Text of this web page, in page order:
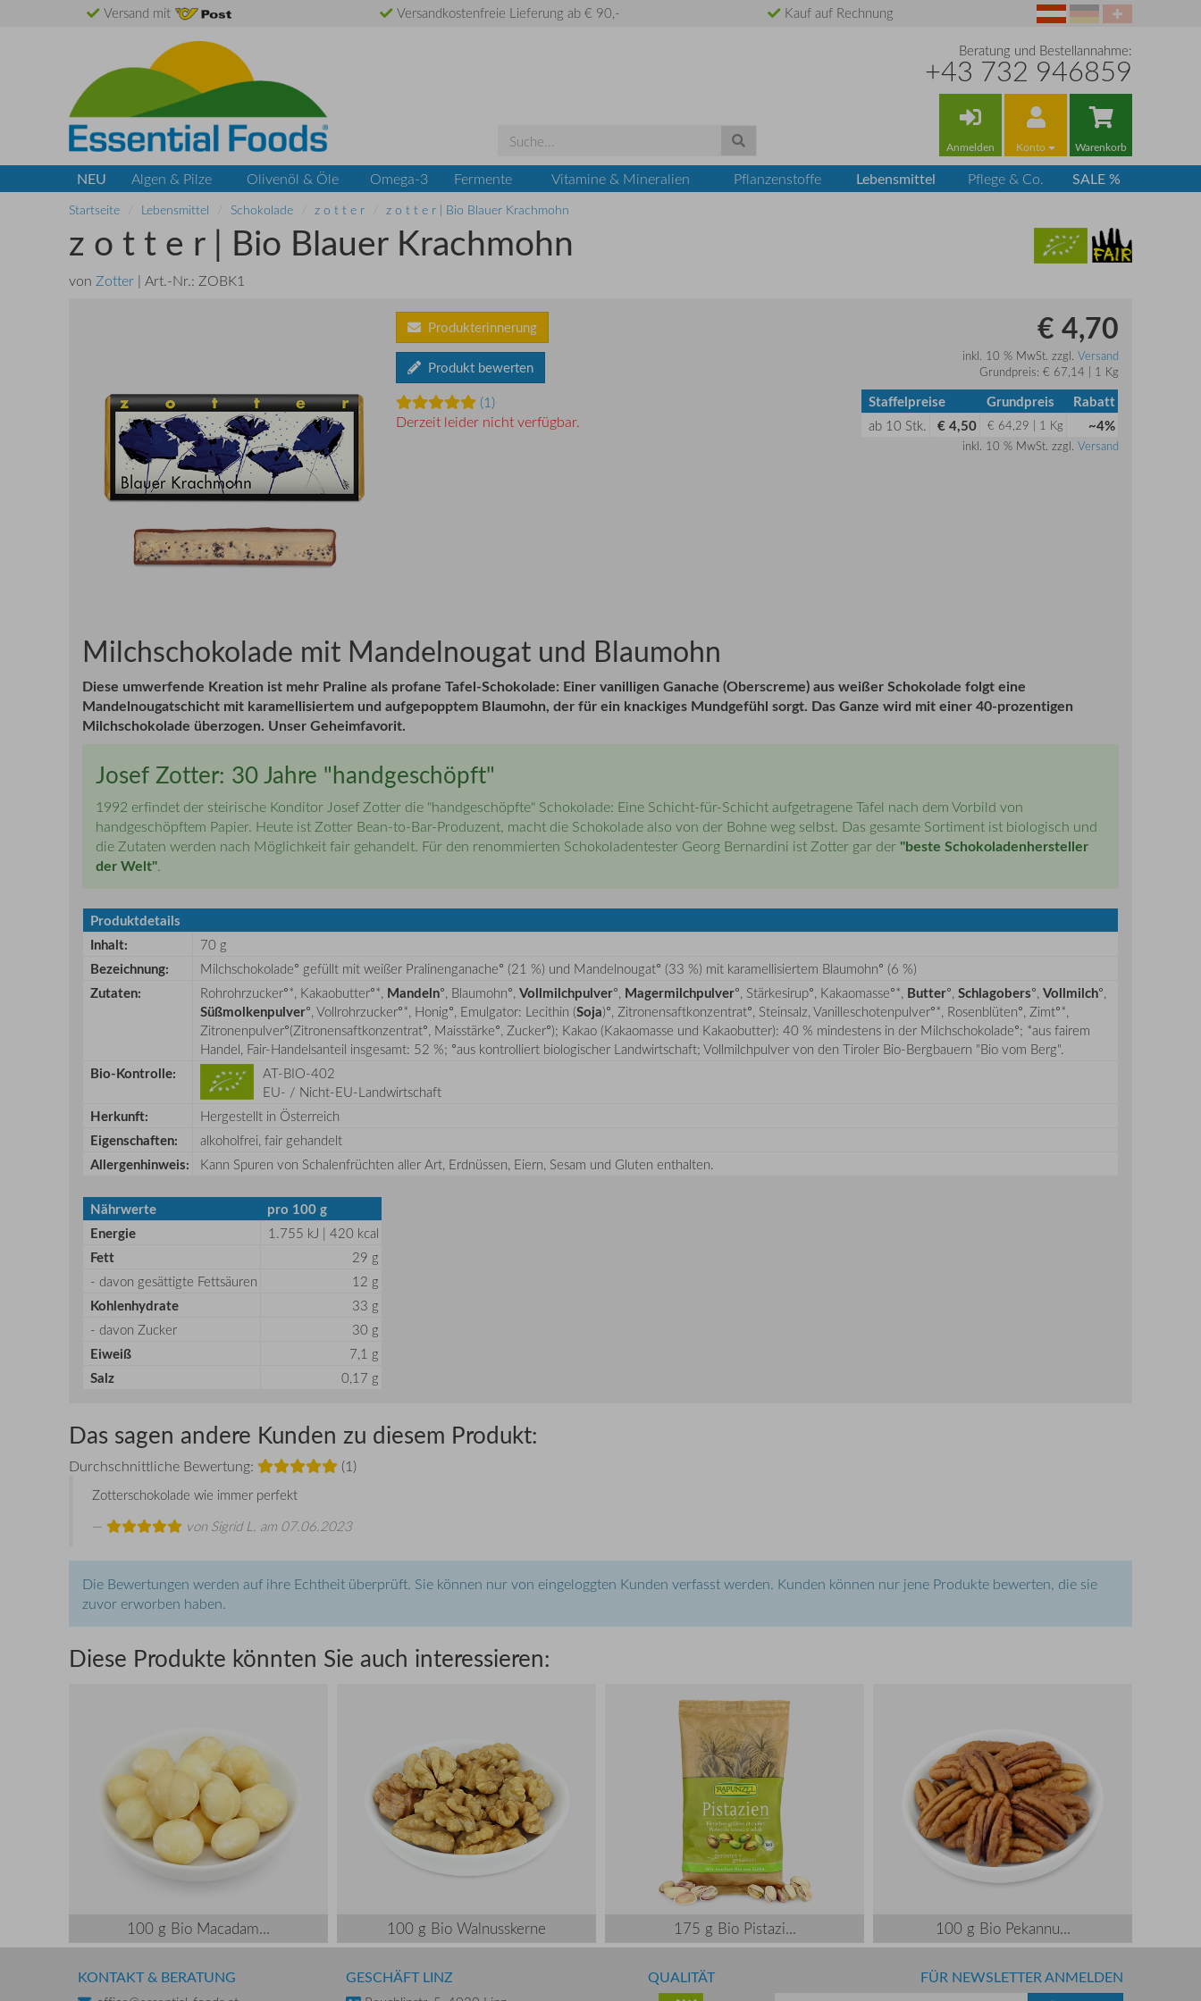
Versand mit Versandkostenfreie Lieferung ab € 90,- Kauf auf Rechnung
Beratung und Bestellannahme:
+43 732 946859
Anmelden Konto Warenkorb
NEU Algen & Pilze Olivenöl & Öle Omega-3 Fermente Vitamine & Mineralien Pflanzenstoffe Lebensmittel Pflege & Co. SALE %
Startseite Lebensmittel Schokolade z o t t e r z o t t e r | Bio Blauer Krachmohn
z o t t e r | Bio Blauer Krachmohn
von Zotter | Art.-Nr.: ZOBK1
Produkterinnerung
Produkt bewerten
(1)
Derzeit leider nicht verfügbar.
€ 4,70
inkl. 10 % MwSt. zzgl. Versand
Grundpreis: € 67,14 | 1 Kg
Staffelpreise Grundpreis Rabatt
ab 10 Stk. € 4,50 € 64,29 | 1 Kg ~4%
inkl. 10 % MwSt. zzgl. Versand
Milchschokolade mit Mandelnougat und Blaumohn
Diese umwerfende Kreation ist mehr Praline als profane Tafel-Schokolade: Einer vanilligen Ganache (Oberscreme) aus weißer Schokolade folgt eine
Mandelnougatschicht mit karamellisiertem und aufgepopptem Blaumohn, der für ein knackiges Mundgefühl sorgt. Das Ganze wird mit einer 40-prozentigen
Milchschokolade überzogen. Unser Geheimfavorit.
Josef Zotter: 30 Jahre "handgeschöpft"
1992 erfindet der steirische Konditor Josef Zotter die "handgeschöpfte" Schokolade: Eine Schicht-für-Schicht aufgetragene Tafel nach dem Vorbild von
handgeschöpftem Papier. Heute ist Zotter Bean-to-Bar-Produzent, macht die Schokolade also von der Bohne weg selbst. Das gesamte Sortiment ist biologisch und
die Zutaten werden nach Möglichkeit fair gehandelt. Für den renommierten Schokoladentester Georg Bernardini ist Zotter gar der "beste Schokoladenhersteller
der Welt".
Produktdetails
Inhalt:
70 g
Bezeichnung: Milchschokolade° gefüllt mit weißer Pralinenganache° (21 %) und Mandelnougat° (33 %) mit karamellisiertem Blaumohn° (6 %)
Zutaten: Rohrohrzucker°*, Kakaobutter°*, Mandeln°, Blaumohn°, Vollmilchpulver°, Magermilchpulver°, Stärkesirup°, Kakaomasse°*, Butter°, Schlagobers°, Vollmilch°,
Süßmolkenpulver°, Vollrohrzucker°*, Honig°, Emulgator: Lecithin (Soja)°, Zitronensaftkonzentrat°, Steinsalz, Vanilleschotenpulver°*, Rosenblüten°, Zimt°*,
Zitronenpulver°(Zitronensaftkonzentrat°, Maisstärke°, Zucker°); Kakao (Kakaomasse und Kakaobutter): 40 % mindestens in der Milchschokolade°; *aus fairem
Handel, Fair-Handelsanteil insgesamt: 52 %; °aus kontrolliert biologischer Landwirtschaft; Vollmilchpulver von den Tiroler Bio-Bergbauern "Bio vom Berg".
Bio-Kontrolle:
AT-BIO-402
EU- / Nicht-EU-Landwirtschaft
Herkunft: Hergestellt in Österreich
Eigenschaften: alkoholfrei, fair gehandelt
Allergenhinweis: Kann Spuren von Schalenfrüchten aller Art, Erdnüssen, Eiern, Sesam und Gluten enthalten.
Nährwerte
pro 100 g
Energie
1.755 kJ | 420 kcal
Fett
29 g
- davon gesättigte Fettsäuren
12 g
Kohlenhydrate
33 g
- davon Zucker
30 g
Eiweiß 7,1 g
Salz 0,17 g
Das sagen andere Kunden zu diesem Produkt:
Durchschnittliche Bewertung: (1)
Zotterschokolade wie immer perfekt
von Sigrid L. am 07.06.2023
Die Bewertungen werden auf ihre Echtheit überprüft. Sie können nur von eingeloggten Kunden verfasst werden. Kunden können nur jene Produkte bewerten, die sie
zuvor erworben haben.
Diese Produkte könnten Sie auch interessieren:
100 g Bio Macadam... 100 g Bio Walnusskerne 175 g Bio Pistazi... 100 g Bio Pekannu...
KONTAKT & BERATUNG GESCHÄFT LINZ QUALITÄT FÜR NEWSLETTER ANMELDEN